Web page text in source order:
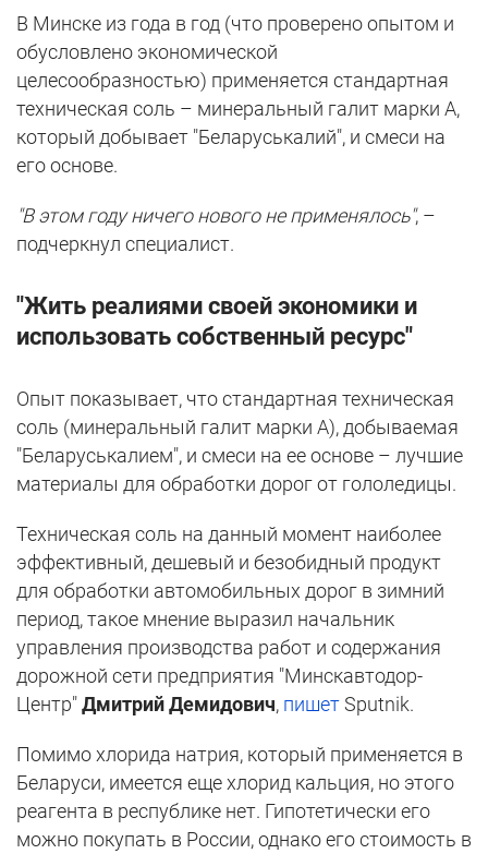
В Минске из года в год (что проверено опытом и
обусловлено экономической
целесообразностью) применяется стандартная
техническая соль – минеральный галит марки А,
который добывает "Беларуськалий", и смеси на
его основе.
"В этом году ничего нового не применялось", –
подчеркнул специалист.
"Жить реалиями своей экономики и
использовать собственный ресурс"
Опыт показывает, что стандартная техническая
соль (минеральный галит марки А), добываемая
"Беларуськалием", и смеси на ее основе – лучшие
материалы для обработки дорог от гололедицы.
Техническая соль на данный момент наиболее
эффективный, дешевый и безобидный продукт
для обработки автомобильных дорог в зимний
период, такое мнение выразил начальник
управления производства работ и содержания
дорожной сети предприятия "Минскавтодор-
Центр"Дмитрий Демидович, пишетSputnik.
Помимо хлорида натрия, который применяется в
Беларуси, имеется еще хлорид кальция, но этого
реагента в республике нет. Гипотетически его
можно покупать в России, однако его стоимость в